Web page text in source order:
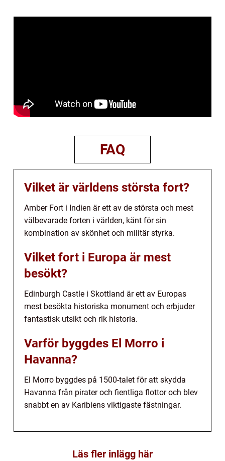
FAQ
Vilket är världens största fort?
Amber Fort i Indien är ett av de största och mest
välbevarade forten i världen, känt för sin
kombination av skönhet och militär styrka.
Vilket fort i Europa är mest
besökt?
Edinburgh Castle i Skottland är ett av Europas
mest besökta historiska monument och erbjuder
fantastisk utsikt och rik historia.
Varför byggdes El Morro i
Havanna?
El Morro byggdes på 1500-talet för att skydda
Havanna från pirater och fientliga flottor och blev
snabbt en av Karibiens viktigaste fästningar.
Läs fler inlägg här